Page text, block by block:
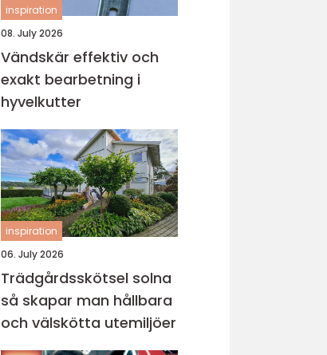
inspiration
08. July 2026
Vändskär effektiv och
exakt bearbetning i
hyvelkutter
inspiration
06. July 2026
Trädgårdsskötsel solna
så skapar man hållbara
och välskötta utemiljöer